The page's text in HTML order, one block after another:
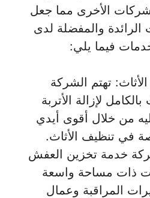
الأخرى مما جعل
والمفضلة لدى
فيما يلي:
تهتم الشركة
لإزالة الأتربة
من خلال أقوى أيدي
في تنظيف الأثاث.
خدمة تخزين العفش
ذات مساحة واسعة
المراقبة وعمال